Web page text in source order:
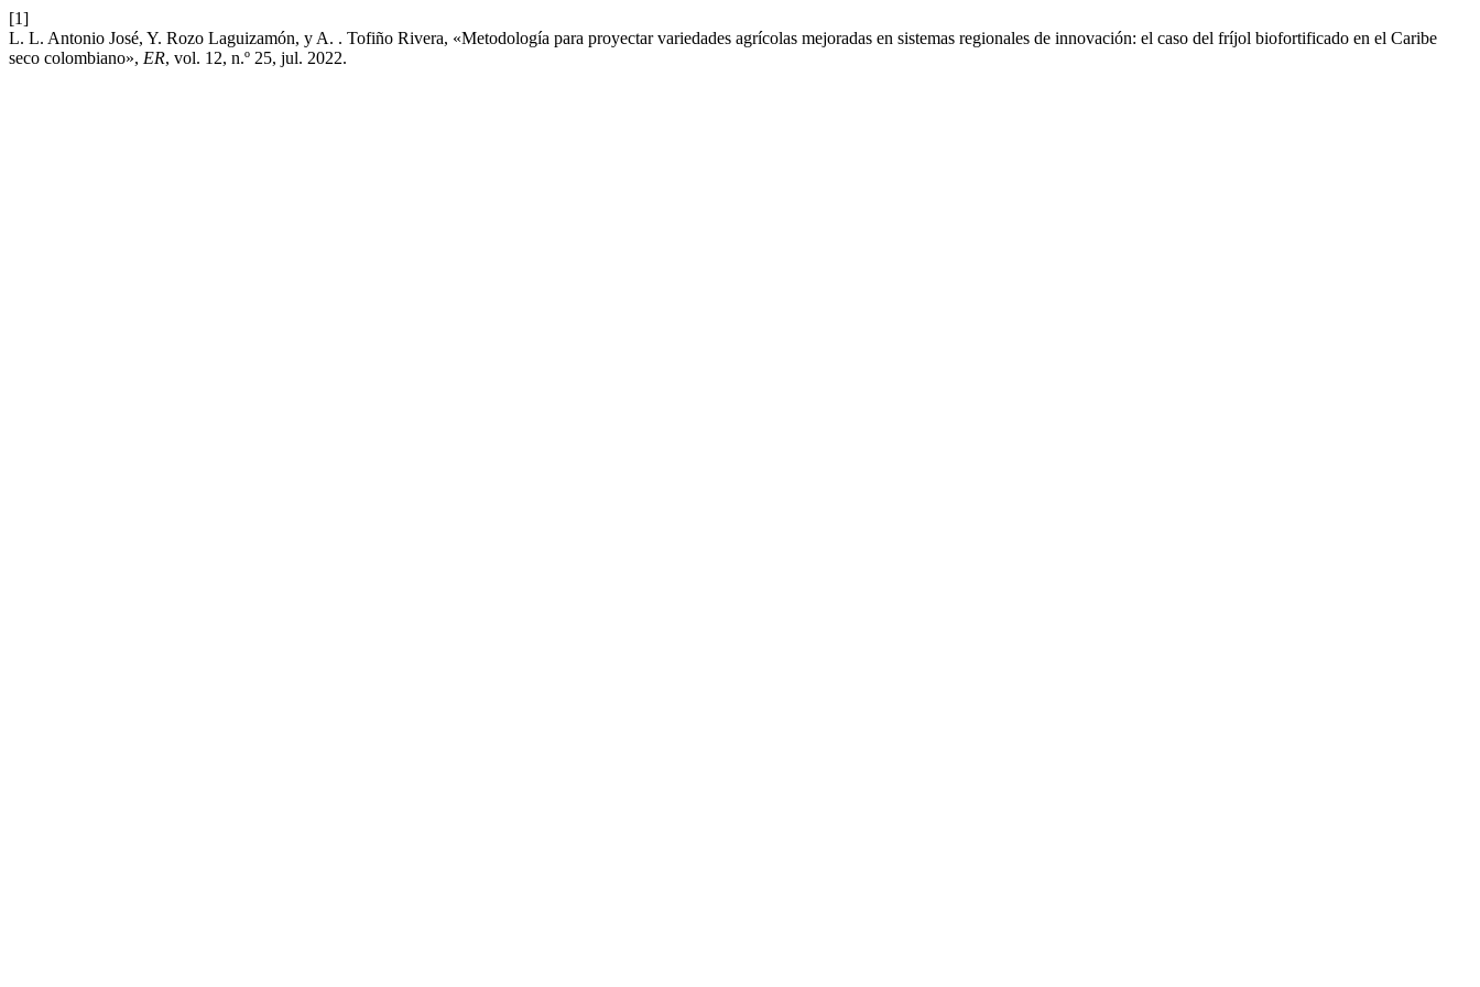
[1]
L. L. Antonio José, Y. Rozo Laguizamón, y A. . Tofiño Rivera, «Metodología para proyectar variedades agrícolas mejoradas en sistemas regionales de innovación: el caso del fríjol biofortificado en el Caribe
seco colombiano», ER, vol. 12, n.º 25, jul. 2022.